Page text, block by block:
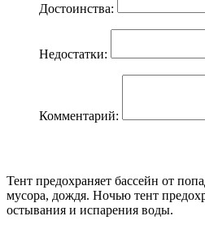
Достоинства:
Недостатки:
Комментарий:
Тент предохраняет бассейн от
мусора, дождя. Ночью тент
остывания и испарения воды.